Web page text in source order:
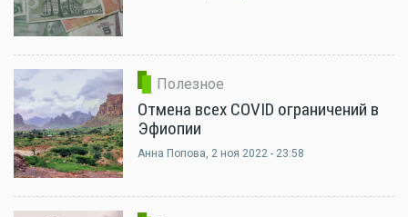
Полезное
Отмена всех COVID ограничений в
Эфиопии
Анна Попова, 2 ноя 2022 - 23:58